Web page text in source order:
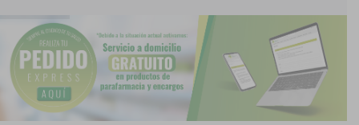
Pedidos express
Blog
Contacto